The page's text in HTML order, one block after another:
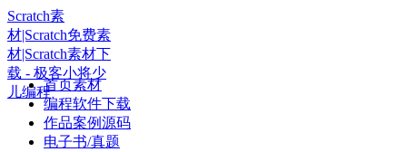
Scratch素
材|Scratch免费素
材|Scratch素材下
载 - 极客小将少
儿编程首页素材
编程软件下载
作品案例源码
电子书/真题